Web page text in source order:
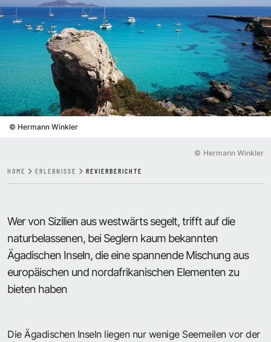
© Hermann Winkler
© Hermann Winkler
HOME ERLEBNISSE REVIERBERICHTE
Wer von Sizilien aus westwärts segelt, trifft auf die
naturbelassenen, bei Seglern kaum bekannten
Ägadischen Inseln, die eine spannende Mischung aus
europäischen und nordafrikanischen Elementen zu
bieten haben
Die Ägadischen Inseln liegen nur wenige Seemeilen vor der